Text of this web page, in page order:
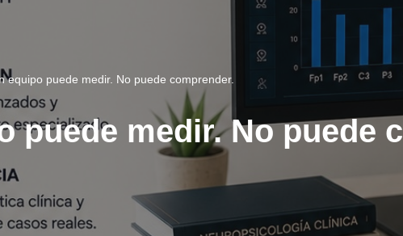
equipo puede medir. No puede comprender.
puede medir. No puede